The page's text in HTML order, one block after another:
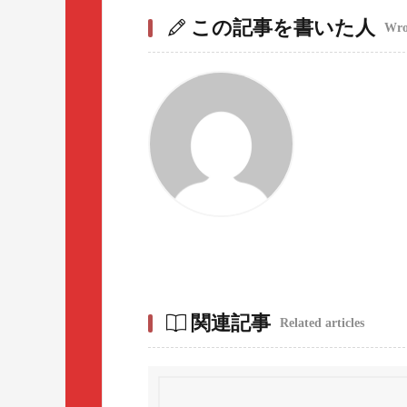
この記事を書いた人
関連記事 Related articles